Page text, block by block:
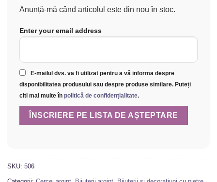
Anunță-mă când articolul este din nou în stoc.
Enter your email address
E-mailul dvs. va fi utilizat pentru a vă informa despre
disponibilitatea produsului sau despre produse similare. Puteți
citi mai multe în politică de confidențialitate.
SKU: 506